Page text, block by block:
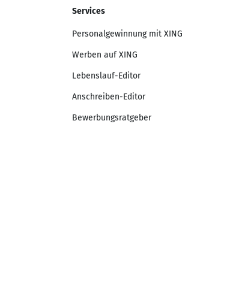
Services
Personalgewinnung mit XING
Werben auf XING
Lebenslauf-Editor
Anschreiben-Editor
Bewerbungsratgeber